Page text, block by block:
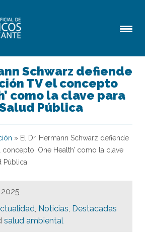
Schwarz defiende
TV el concepto
como la clave para
Pública
» El Dr. Hermann Schwarz defiende
‘One Health’ como la clave
Pública
, Noticias, Destacadas
salud ambiental